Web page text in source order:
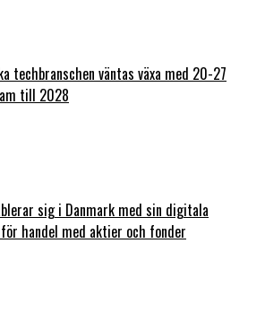
techbranschen väntas växa med 20-27
till 2028
sig i Danmark med sin digitala
handel med aktier och fonder